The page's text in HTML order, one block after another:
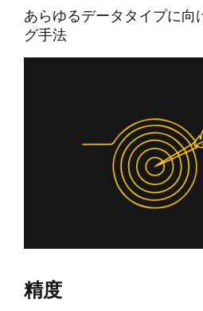
あらゆるデータタイプに向
グ手法
精度